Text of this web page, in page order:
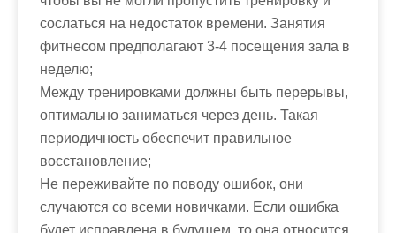
сослаться на недостаток времени. Занятия
фитнесом предполагают 3-4 посещения зала в
неделю;
Между тренировками должны быть перерывы,
оптимально заниматься через день. Такая
периодичность обеспечит правильное
восстановление;
Не переживайте по поводу ошибок, они
случаются со всеми новичками. Если ошибка